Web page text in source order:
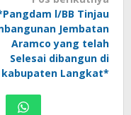
l/BB Tinjau
Jembatan
Aramco yang telah
Selesai dibangun di
kabupaten Langkat*